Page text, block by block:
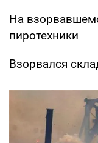
На
пиротехники
Взорвался